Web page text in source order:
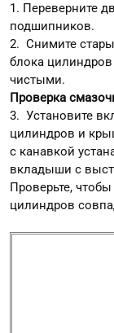
1. Переверните
подшипников.
2. Снимите
блока
чистыми.
Проверка
3. Установите
цилиндров и
с канавкой
вкладыши с
Проверьте,
цилиндров